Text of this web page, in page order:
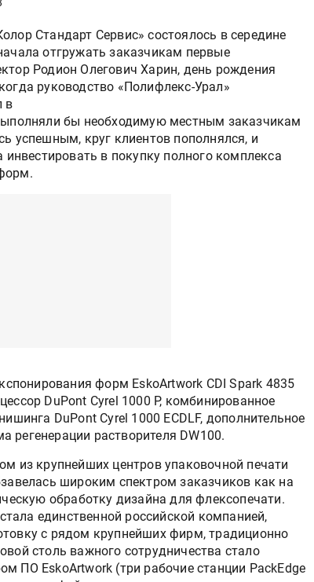
Стандарт Сервис» состоялось в середине
отгружать заказчикам первые
Родион Олегович Харин, день рождения
руководство «Полифлекс-Урал»
в
бы необходимую местным заказчикам
успешным, круг клиентов пополнялся, и
в покупку полного комплекса
форм EskoArtwork CDI Spark 4835
DuPont Cyrel 1000 P, комбинированное
DuPont Cyrel 1000 ECDLF, дополнительное
регенерации растворителя DW100.
из крупнейших центров упаковочной печати
широким спектром заказчиков как на
обработку дизайна для флексопечати.
единственной российской компанией,
с рядом крупнейших фирм, традиционно
столь важного сотрудничества стало
ПО EskoArtwork (три рабочие станции PackEdge